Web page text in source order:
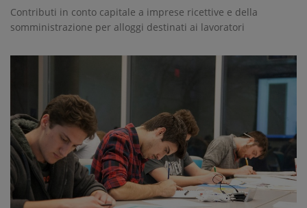
Contributi in conto capitale a imprese ricettive e della
somministrazione per alloggi destinati ai lavoratori